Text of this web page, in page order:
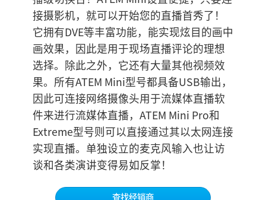
India
Italy
Japan
Korea
Mexico
Malaysia
Netherlands
接摄影机，就可以开始您的直播首秀了！
它拥有DVE等丰富功能，能实现炫目的画中
画效果，因此是用于现场直播评论的理想
选择。除此之外，它还有大量其他视频效
果。所有ATEM Mini型号都具备USB输出，
因此可连接网络摄像头用于流媒体直播软
件来进行流媒体直播，ATEM Mini Pro和
Extreme型号则可以直接通过其以太网连接
实现直播。单独设立的麦克风输入也让访
谈和各类演讲变得易如反掌！
查找经销商